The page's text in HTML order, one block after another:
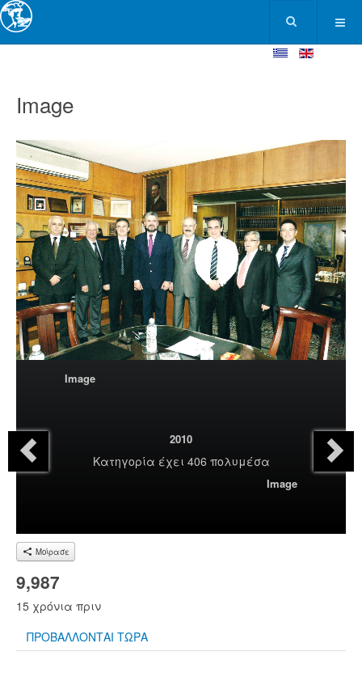
Image
Image
2010
Κατηγορία έχει 406 πολυμέσα
Image
Μοίρασε
9,987
15 χρόνια πριν
ΠΡΟΒΑΛΛΟΝΤΑΙ ΤΩΡΑ